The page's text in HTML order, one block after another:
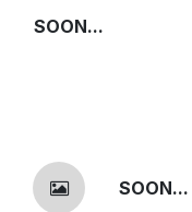
SOON...
SOON...